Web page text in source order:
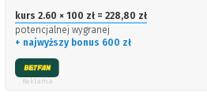
kurs 2.60 × 100 zł = 228,80 zł
potencjalnej wygranej
+ najwyższy bonus 600 zł
Reklama